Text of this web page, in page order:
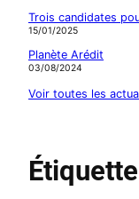
Trois candidates
15/01/2025
Planète Arédit
03/08/2024
Voir toutes les